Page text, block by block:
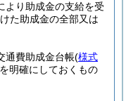
より助成金の支給を受
た助成金の全部又は
通費助成金台帳(様式
明確にしておくもの